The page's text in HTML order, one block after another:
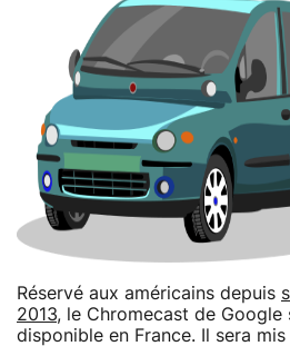
Réservé aux américains depuis
2013, le Chromecast de Google
disponible en France. Il sera